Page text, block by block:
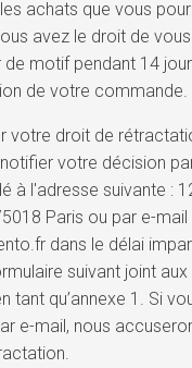
achats que vous
avez le droit de
de motif pendant 14
de votre commande.
votre droit de
votre décision
à l'adresse suivante :
Paris ou par e-mail
dans le délai
suivant joint
tant qu’annexe 1. Si
e-mail, nous